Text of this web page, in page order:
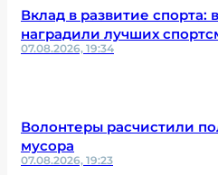
Вклад в развитие спорта:
наградили лучших
07.08.2026, 19:34
Волонтеры расчистили
мусора
07.08.2026, 19:23